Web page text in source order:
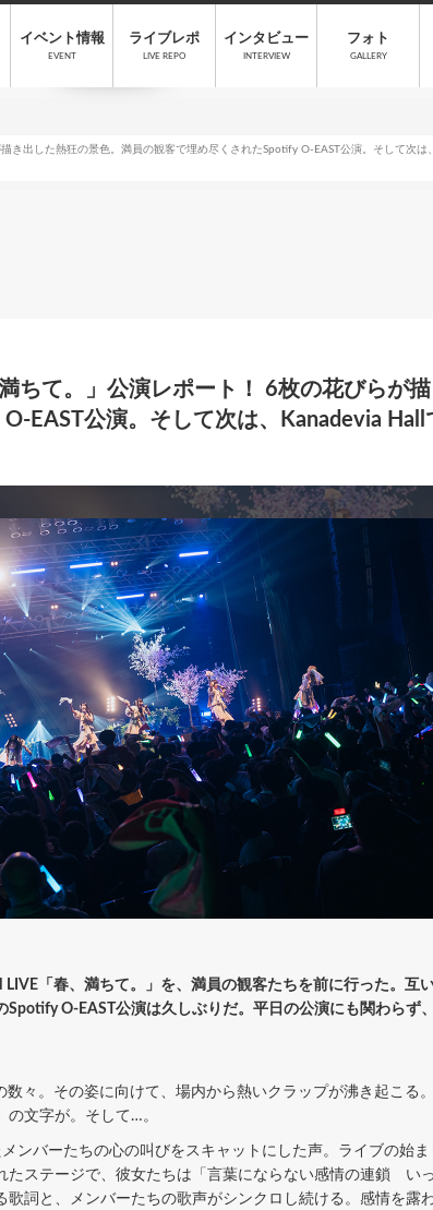
イベント情報
EVENT
ライブレポ
LIVE REPO
インタビュー
INTERVIEW
フォト
GALLERY
出した熱狂の景色。満員の観客で埋め尽くされたSpotify O-EAST公演。そして次は
ちて。」公演レポート！ 6枚の花びらが
EAST公演。そして次は、Kanadevia
「春、満ちて。」を、満員の観客たちを前に行った。互
O-EAST公演は久しぶりだ。平日の公演にも関わらず
々。その姿に向けて、場内から熱いクラップが沸き起こる
の文字が。そして…。
ンバーたちの心の叫びをスキャットにした声。ライブの始
たステージで、彼女たちは「言葉にならない感情の連鎖 い
詞と、メンバーたちの歌声がシンクロし続ける。感情を露